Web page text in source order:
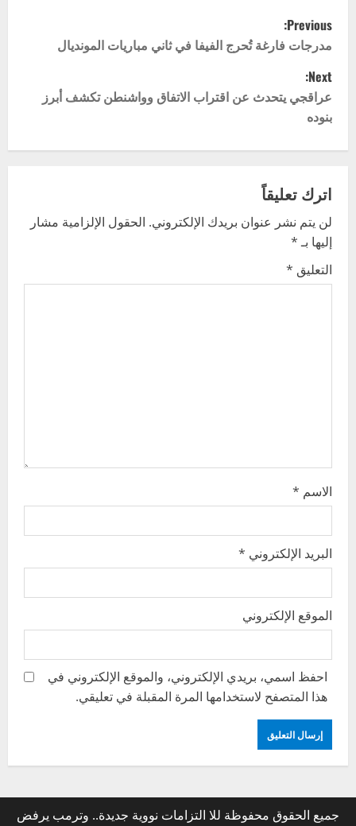
P
o
s
t
n
a
v
i
g
Previous:
مدرجات فارغة تُحرج الفيفا في ثاني مباريات المونديال
Next:
عراقجي يتحدث عن اقتراب الاتفاق وواشنطن تكشف أبرز
بنوده
اترك تعليقاً
لن يتم نشر عنوان بريدك الإلكتروني. الحقول الإلزامية مشار
إليها بـ*
التعليق *
الاسم *
البريد الإلكتروني *
الموقع الإلكتروني
احفظ اسمي، بريدي الإلكتروني، والموقع الإلكتروني في
هذا المتصفح لاستخدامها المرة المقبلة في تعليقي.
جميع الحقوق محفوظة للا التزامات نووية جديدة.. وترمب يرفض